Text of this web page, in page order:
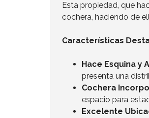
Esta propiedad, que
cochera, haciendo de
Características
Hace Esquina y
presenta una
Cochera
espacio para
Excelente